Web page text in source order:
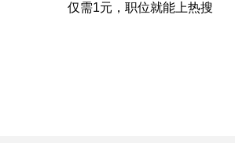
仅需1元，职位就能上热搜